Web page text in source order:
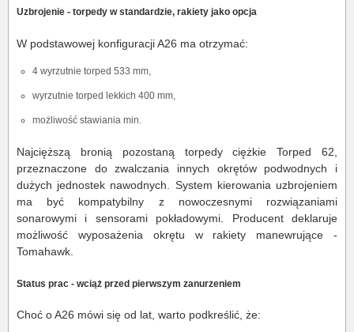
Uzbrojenie - torpedy w standardzie, rakiety jako opcja
W podstawowej konfiguracji A26 ma otrzymać:
4 wyrzutnie torped 533 mm,
wyrzutnie torped lekkich 400 mm,
możliwość stawiania min.
Najcięższą bronią pozostaną torpedy ciężkie Torped 62,
przeznaczone do zwalczania innych okrętów podwodnych i
dużych jednostek nawodnych. System kierowania uzbrojeniem
ma być kompatybilny z nowoczesnymi rozwiązaniami
sonarowymi i sensorami pokładowymi. Producent deklaruje
możliwość wyposażenia okrętu w rakiety manewrujące -
Tomahawk.
Status prac - wciąż przed pierwszym zanurzeniem
Choć o A26 mówi się od lat, warto podkreślić, że: